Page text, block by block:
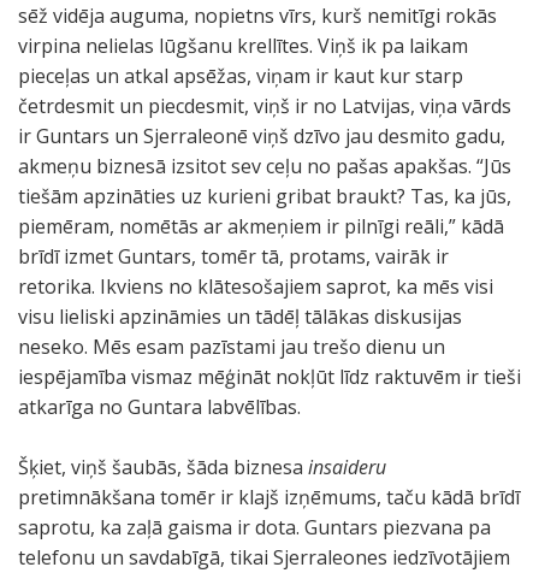
sēž vidēja auguma, nopietns vīrs, kurš nemitīgi rokās
virpina nelielas lūgšanu krellītes. Viņš ik pa laikam
pieceļas un atkal apsēžas, viņam ir kaut kur starp
četrdesmit un piecdesmit, viņš ir no Latvijas, viņa vārds
ir Guntars un Sjerraleonē viņš dzīvo jau desmito gadu,
akmeņu biznesā izsitot sev ceļu no pašas apakšas. “Jūs
tiešām apzināties uz kurieni gribat braukt? Tas, ka jūs,
piemēram, nomētās ar akmeņiem ir pilnīgi reāli,” kādā
brīdī izmet Guntars, tomēr tā, protams, vairāk ir
retorika. Ikviens no klātesošajiem saprot, ka mēs visi
visu lieliski apzināmies un tādēļ tālākas diskusijas
neseko. Mēs esam pazīstami jau trešo dienu un
iespējamība vismaz mēģināt nokļūt līdz raktuvēm ir tieši
atkarīga no Guntara labvēlības.
Šķiet, viņš šaubās, šāda biznesa insaideru
pretimnākšana tomēr ir klajš izņēmums, taču kādā brīdī
saprotu, ka zaļā gaisma ir dota. Guntars piezvana pa
telefonu un savdabīgā, tikai Sjerraleones iedzīvotājiem